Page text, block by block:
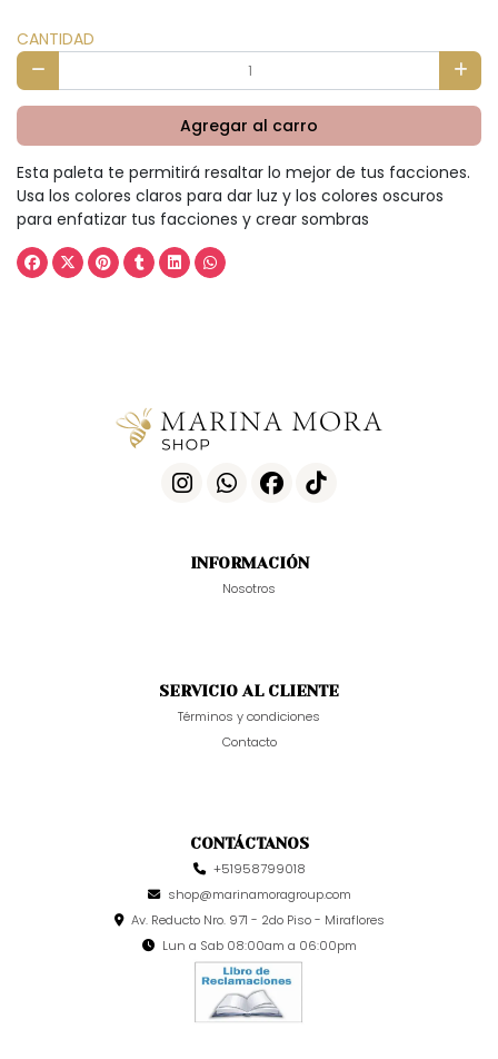
CANTIDAD
Agregar al carro
Esta paleta te permitirá resaltar lo mejor de tus facciones.
Usa los colores claros para dar luz y los colores oscuros
para enfatizar tus facciones y crear sombras
INFORMACIÓN
Nosotros
SERVICIO AL CLIENTE
Términos y condiciones
Contacto
CONTÁCTANOS
+51958799018
shop@marinamoragroup.com
Av. Reducto Nro. 971 - 2do Piso - Miraflores
Lun a Sab 08:00am a 06:00pm